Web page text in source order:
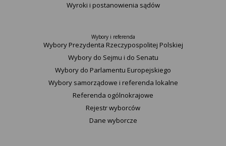
Wyroki i postanowienia sądów
Wybory i referenda
Wybory Prezydenta Rzeczypospolitej Polskiej
Wybory do Sejmu i do Senatu
Wybory do Parlamentu Europejskiego
Wybory samorządowe i referenda lokalne
Referenda ogólnokrajowe
Rejestr wyborców
Dane wyborcze